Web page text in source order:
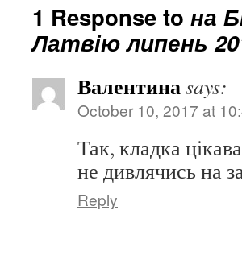
1 Response to на
Латвію липень
Валентинаsays:
October 10, 2017 at
Так, кладка
не дивлячись на
Reply